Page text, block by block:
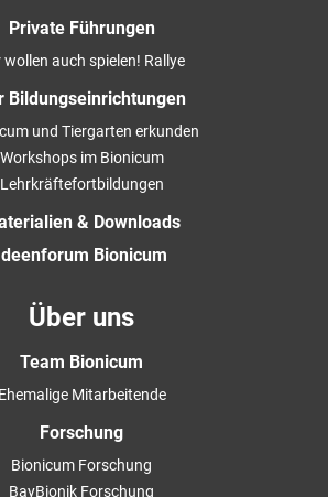
Private Führungen
wollen auch spielen! Rallye
Bildungseinrichtungen
und Tiergarten erkunden
Workshops im Bionicum
Lehrkräftefortbildungen
& Downloads
Bionicum
Über uns
Team Bionicum
Ehemalige Mitarbeitende
Forschung
Bionicum Forschung
BayBionik Forschung